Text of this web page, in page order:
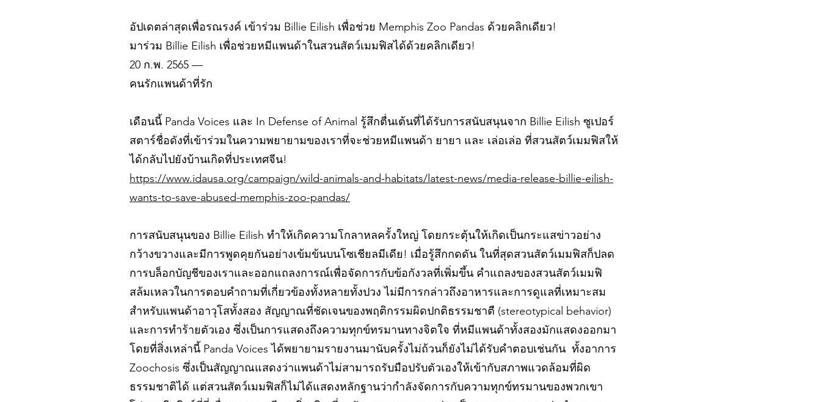
อัปเดตล่าสุดเพื่อรณรงค์ เข้าร่วม Billie Eilish เพื่อช่วย Memphis Zoo Pandas ด้วยคลิกเดียว!
มาร่วม Billie Eilish เพื่อช่วยหมีแพนด้าในสวนสัตว์เมมฟิสได้ด้วยคลิกเดียว!
20 ก.พ. 2565 —
คนรักแพนด้าที่รัก
เดือนนี้ Panda Voices และ In Defense of Animal รู้สึกตื่นเต้นที่ได้รับการสนับสนุนจาก Billie Eilish ซูเปอร์
สตาร์ชื่อดังที่เข้าร่วมในความพยายามของเราที่จะช่วยหมีแพนด้า ยายา และ เล่อเล่อ ที่สวนสัตว์เมมฟิสให้
ได้กลับไปยังบ้านเกิดที่ประเทศจีน!
https://www.idausa.org/campaign/wild-animals-and-habitats/latest-news/media-release-billie-eilish-
wants-to-save-abused-memphis-zoo-pandas/
การสนับสนุนของ Billie Eilish ทำให้เกิดความโกลาหลครั้งใหญ่ โดยกระตุ้นให้เกิดเป็นกระแสข่าวอย่าง
กว้างขวางและมีการพูดคุยกันอย่างเข้มข้นบนโซเชียลมีเดีย! เมื่อรู้สึกกดดัน ในที่สุดสวนสัตว์เมมฟิสก็ปลด
การบล็อกบัญชีของเราและออกแถลงการณ์เพื่อจัดการกับข้อกังวลที่เพิ่มขึ้น คำแถลงของสวนสัตว์เมมฟิ
สล้มเหลวในการตอบคำถามที่เกี่ยวข้องทั้งหลายทั้งปวง ไม่มีการกล่าวถึงอาหารและการดูแลที่เหมาะสม
สำหรับแพนด้าอาวุโสทั้งสอง สัญญาณที่ชัดเจนของพฤติกรรมผิดปกติธรรมชาตื (stereotypical behavior)
และการทำร้ายตัวเอง ซึ่งเป็นการแสดงถึงความทุกข์ทรมานทางจิตใจ ที่หมีแพนด้าทั้งสองมักแสดงออกมา
โดยที่สิ่งเหล่านี้ Panda Voices ได้พยายามรายงานมานับครั้งไม่ถ้วนก็ยังไม่ได้รับคำตอบเช่นกัน ทั้งอาการ
Zoochosis ซึ่งเป็นสัญญาณแสดงว่าแพนด้าไม่สามารถรับมือปรับตัวเองให้เข้ากับสภาพแวดล้อมที่ผิด
ธรรมชาติได้ แต่สวนสัตว์เมมฟิสก็ไม่ได้แสดงหลักฐานว่ากำลังจัดการกับความทุกข์ทรมานของพวกเขา